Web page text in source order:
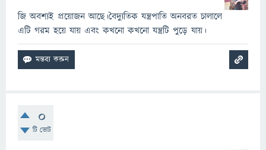
জি অবশ্যই প্রয়োজন আছে।বৈদ্যুতিক যন্ত্রপাতি অনবরত চালালে
এটি গরম হয়ে যায় এবং কখনো কখনো যন্ত্রটি পুড়ে যায়।
0
টি ভোট